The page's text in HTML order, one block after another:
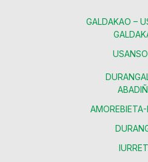
GALDAKAO –